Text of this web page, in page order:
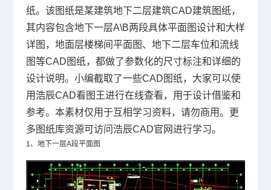
纸。该图纸是某建筑地下二层建筑CAD建筑图纸，
其内容包含地下一层A\B两段具体平面图设计和大样
详图，地面层楼梯间平面图、地下二层车位和流线
图等CAD图纸，都做了参数化的尺寸标注和详细的
设计说明。小编截取了一些CAD图纸，大家可以使
用浩辰CAD看图王进行在线查看，用于设计借鉴和
参考。本素材仅用于互相学习资料，请勿商用。更
多图纸库资源可访问浩辰CAD官网进行学习。
1、地下一层A段平面图